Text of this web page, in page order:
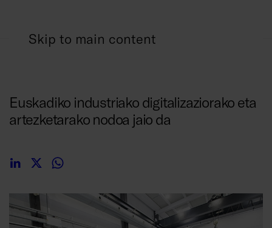
Skip to main content
Euskadiko industriako digitalizaziorako eta
artezketarako nodoa jaio da